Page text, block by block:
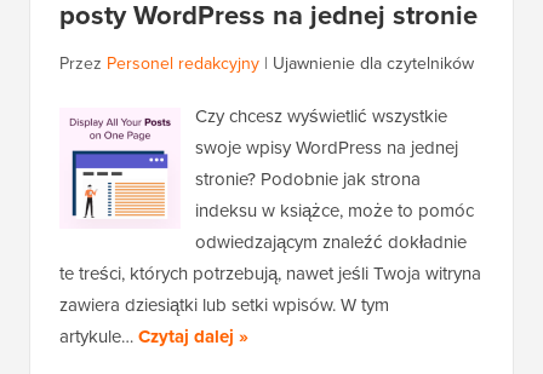
posty WordPress na jednej stronie
Przez Personel redakcyjny | Ujawnienie dla czytelników
Czy chcesz wyświetlić wszystkie
swoje wpisy WordPress na jednej
stronie? Podobnie jak strona
indeksu w książce, może to pomóc
odwiedzającym znaleźć dokładnie
te treści, których potrzebują, nawet jeśli Twoja witryna
zawiera dziesiątki lub setki wpisów. W tym
artykule…Czytaj dalej »